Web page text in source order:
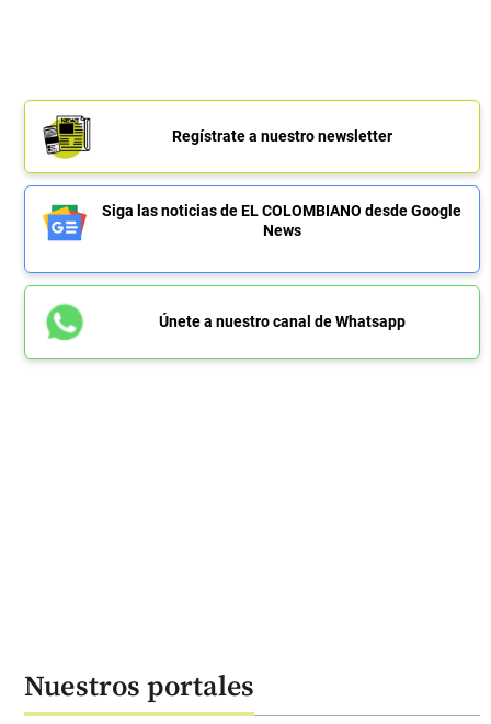
Regístrate a nuestro newsletter
Siga las noticias de EL COLOMBIANO desde Google
News
Únete a nuestro canal de Whatsapp
Nuestros portales